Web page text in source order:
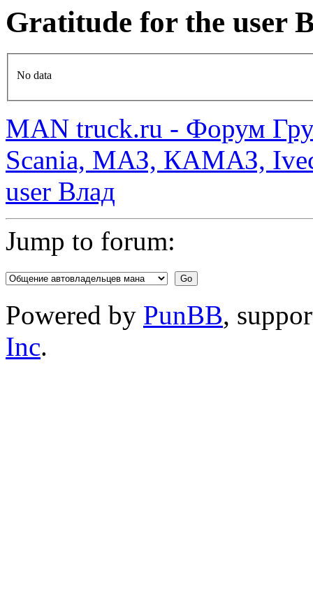
Gratitude for the user
No data
MAN truck.ru - Форум
Scania, МАЗ, КАМАЗ,
user Влад
Jump to forum:
Powered by PunBB,
Inc.